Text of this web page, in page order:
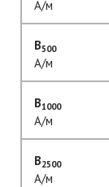
А/м
B500
А/м
B1000
А/м
B2500
А/м